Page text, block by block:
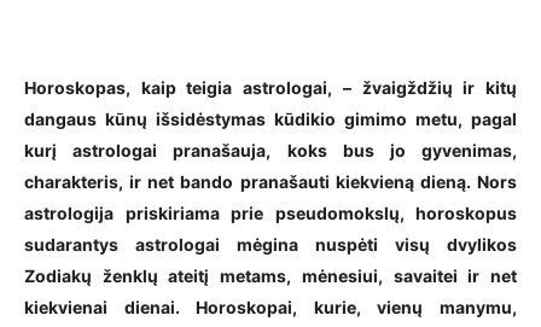
Horoskopas, kaip teigia astrologai, – žvaigždžių ir kitų
dangaus kūnų išsidėstymas kūdikio gimimo metu, pagal
kurį astrologai pranašauja, koks bus jo gyvenimas,
charakteris, ir net bando pranašauti kiekvieną dieną. Nors
astrologija priskiriama prie pseudomokslų, horoskopus
sudarantys astrologai mėgina nuspėti visų dvylikos
Zodiakų ženklų ateitį metams, mėnesiui, savaitei ir net
kiekvienai dienai. Horoskopai, kurie, vienų manymu,